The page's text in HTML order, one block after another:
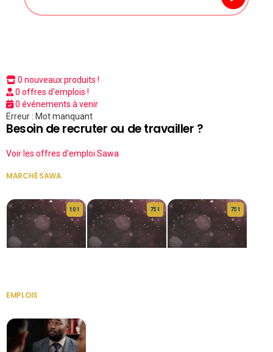
0 nouveaux produits !
0 offres d'emplois !
0 événements à venir
Erreur : Mot manquant
Besoin de recruter ou de travailler ?
Voir les offres d'emploi Sawa
MARCHÉ SAWA
10 1 75 1 75 1
EMPLOIS